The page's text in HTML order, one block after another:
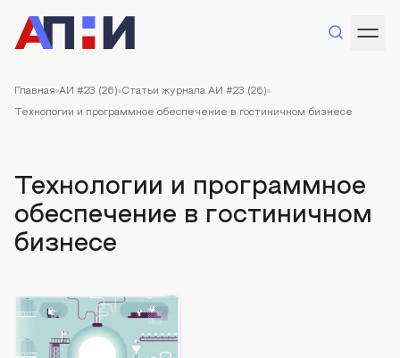
Главная АИ #23 (26) Статьи журнала АИ #23 (26)
Технологии и программное обеспечение в гостиничном бизнесе
Технологии и программное
обеспечение в гостиничном
бизнесе